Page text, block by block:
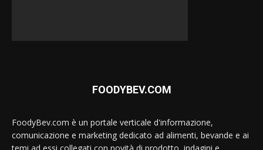
FOODYBEV.COM
FoodyBev.com è un portale verticale d'informazione,
comunicazione e marketing dedicato ad alimenti, bevande e ai